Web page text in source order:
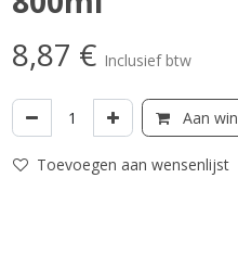
8,87 € Inclusief btw
Aan
Toevoegen aan wensenlijst